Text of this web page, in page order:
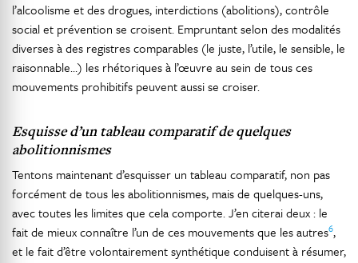
l’alcoolisme et des drogues, interdictions (abolitions), contrôle
social et prévention se croisent. Empruntant selon des modalités
diverses à des registres comparables (le juste, l’utile, le sensible, le
raisonnable…) les rhétoriques à l’œuvre au sein de tous ces
mouvements prohibitifs peuvent aussi se croiser.
Esquisse d’un tableau comparatif de quelques
abolitionnismes
Tentons maintenant d’esquisser un tableau comparatif, non pas
forcément de tous les abolitionnismes, mais de quelques-uns,
avec toutes les limites que cela comporte. J’en citerai deux : le
fait de mieux connaître l’un de ces mouvements que les autres6,
et le fait d’être volontairement synthétique conduisent à résumer,